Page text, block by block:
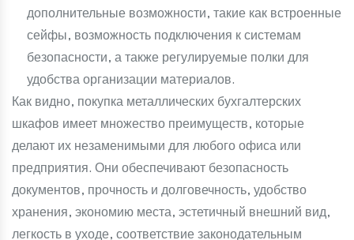
дополнительные возможности, такие как встроенные
сейфы, возможность подключения к системам
безопасности, а также регулируемые полки для
удобства организации материалов.
Как видно, покупка металлических бухгалтерских
шкафов имеет множество преимуществ, которые
делают их незаменимыми для любого офиса или
предприятия. Они обеспечивают безопасность
документов, прочность и долговечность, удобство
хранения, экономию места, эстетичный внешний вид,
легкость в уходе, соответствие законодательным